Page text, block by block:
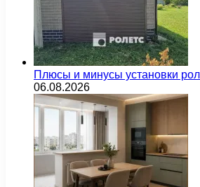
Плюсы и минусы установки
06.08.2026